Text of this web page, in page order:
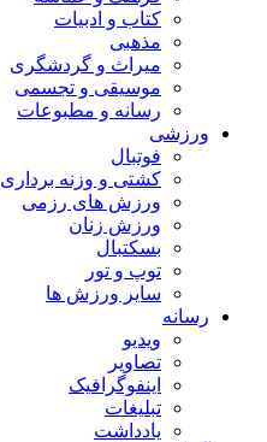
کتاب و ادبیات
مذهبی
میراث و گردشگری
موسیقی و تجسمی
رسانه و مطبوعات
ورزشی
فوتبال
کشتی و وزنه برداری
ورزش های رزمی
ورزش زنان
بسکتبال
توپ و تور
سایر ورزش ها
رسانه
ویدیو
تصاویر
اینفوگرافیک
تبلیغات
یادداشت